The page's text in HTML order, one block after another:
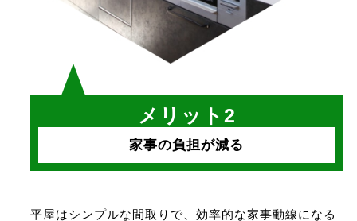
メリット2
家事の負担が減る
平屋はシンプルな間取りで、効率的な家事動線になる